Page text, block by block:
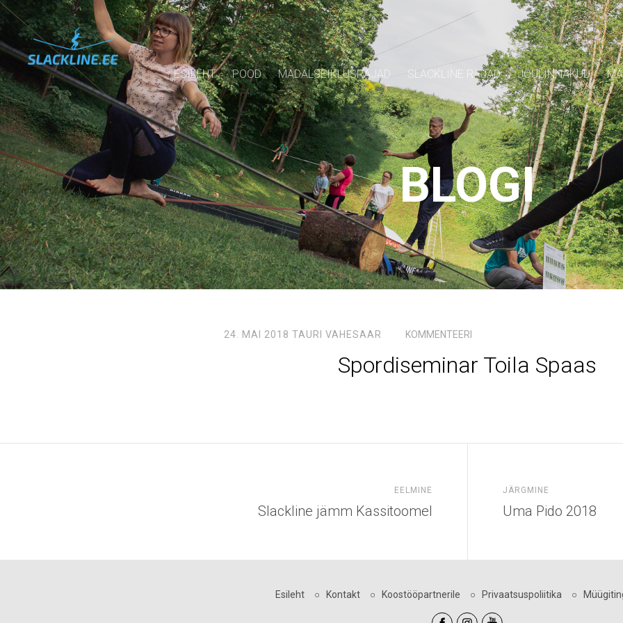
ESILEHT POOD MADALSEIKLUSRAJAD SLACKLINE RAJAD JÕULINNAKUD
BLOGI
24. MAI 2018 TAURI VAHESAAR KOMMENTEERI
Spordiseminar Toila Spaas
EELMINE
Slackline jämm Kassitoomel
JÄRGMINE
Uma Pido 2018
Esileht○ Kontakt○ Koostööpartnerile ○ Privaatsuspoliitika ○